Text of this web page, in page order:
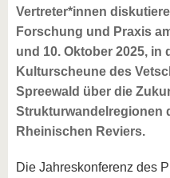
Vertreter*innen
Forschung und Praxis
und 10. Oktober 2025, in
Kulturscheune des
Spreewald über die
Strukturwandelregionen
Rheinischen Reviers.
Die Jahreskonferenz des